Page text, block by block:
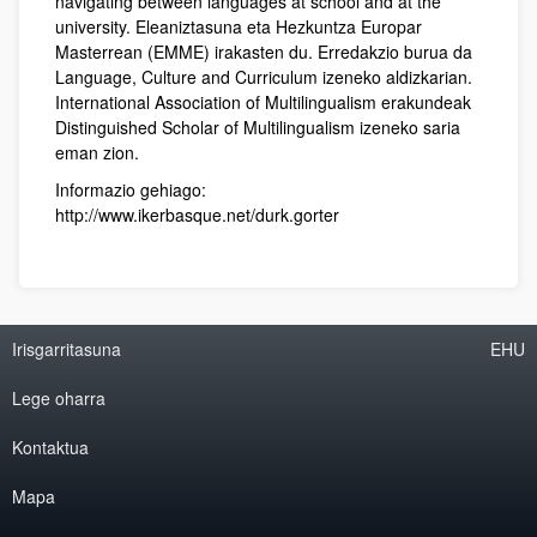
university. Eleaniztasuna eta Hezkuntza Europar
Masterrean (EMME) irakasten du. Erredakzio burua da
Language, Culture and Curriculum izeneko aldizkarian.
International Association of Multilingualism erakundeak
Distinguished Scholar of Multilingualism izeneko saria
eman zion.
Informazio gehiago:
http://www.ikerbasque.net/durk.gorter
Irisgarritasuna
Lege oharra
Kontaktua
Mapa
EHU